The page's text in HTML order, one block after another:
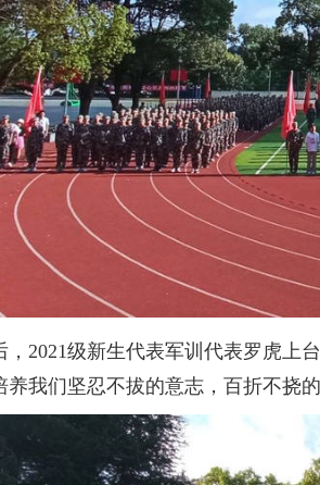
，2021级新生代表军训代表罗虎上
养我们坚忍不拔的意志，百折不挠